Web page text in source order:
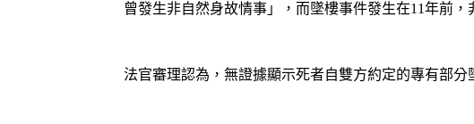
曾發生非自然身故情事」，而墜樓事件發生在11年前
法官審理認為，無證據顯示死者自雙方約定的專有部